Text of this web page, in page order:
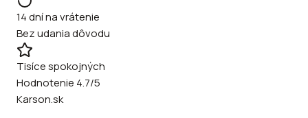
14 dní na vrátenie
Bez udania dôvodu
Tisíce spokojných
Hodnotenie 4.7/5
Karson.sk